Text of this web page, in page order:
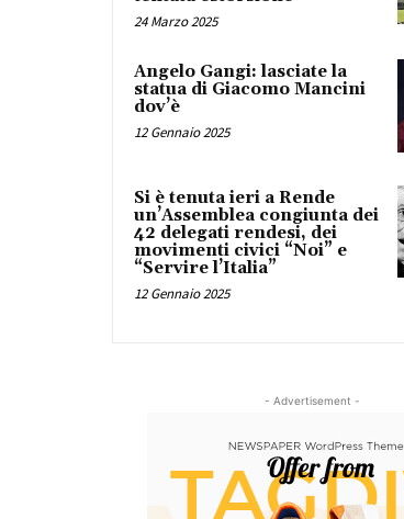
24 Marzo 2025
Angelo Gangi: lasciate la
statua di Giacomo Mancini
dov’è
12 Gennaio 2025
Si è tenuta ieri a Rende
un’Assemblea congiunta dei
42 delegati rendesi, dei
movimenti civici “Noi” e
“Servire l’Italia”
12 Gennaio 2025
- Advertisement -